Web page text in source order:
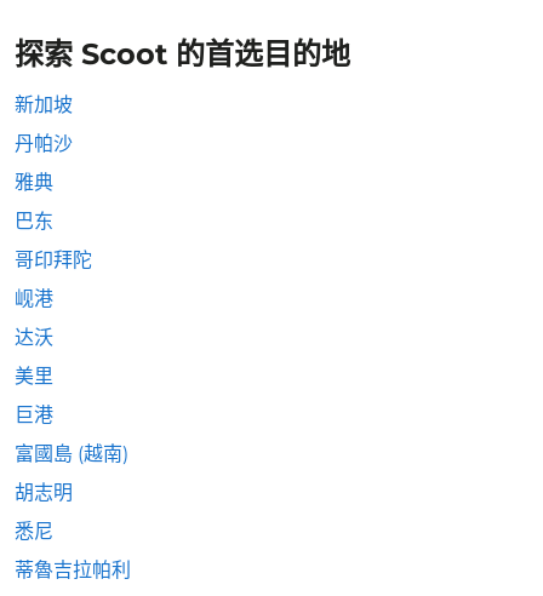
探索 Scoot 的首选目的地
新加坡
丹帕沙
雅典
巴东
哥印拜陀
岘港
达沃
美里
巨港
富國島 (越南)
胡志明
悉尼
蒂魯吉拉帕利